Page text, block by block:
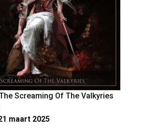
Screaming Of The Valkyries
maart 2025